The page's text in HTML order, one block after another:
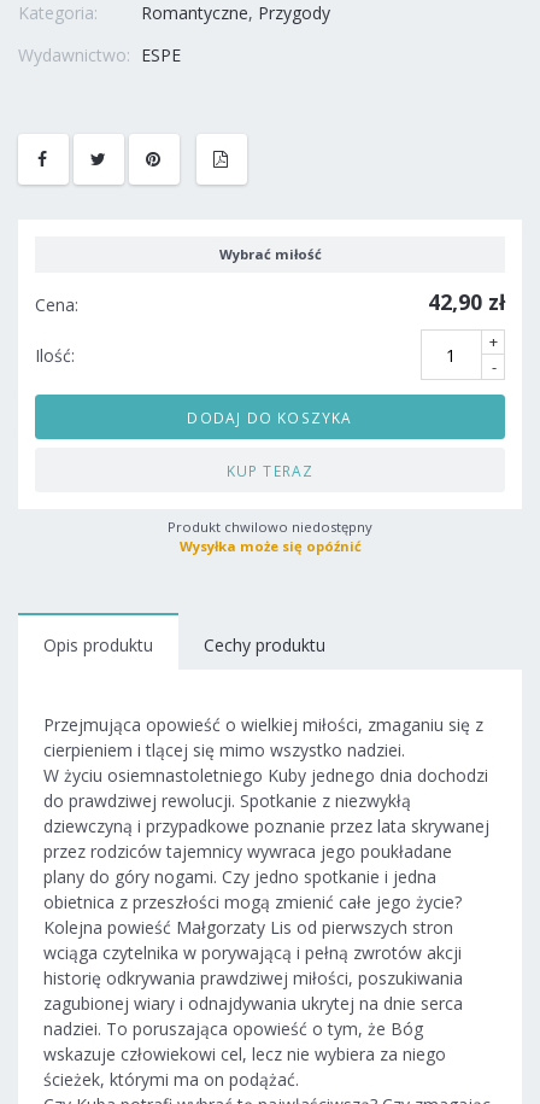
Kategoria:
Romantyczne Przygody
Wydawnictwo: ESPE
Wybrać miłość
Cena: 42,90 zł
Ilość:
+
-
DODAJ DO KOSZYKA
KUP TERAZ
Produkt chwilowo niedostępny
Wysyłka może się opóźnić
Opis produktu Cechy produktu
Przejmująca opowieść o wielkiej miłości, zmaganiu się z
cierpieniem i tlącej się mimo wszystko nadziei.
W życiu osiemnastoletniego Kuby jednego dnia dochodzi
do prawdziwej rewolucji. Spotkanie z niezwykłą
dziewczyną i przypadkowe poznanie przez lata skrywanej
przez rodziców tajemnicy wywraca jego poukładane
plany do góry nogami. Czy jedno spotkanie i jedna
obietnica z przeszłości mogą zmienić całe jego życie?
Kolejna powieść Małgorzaty Lis od pierwszych stron
wciąga czytelnika w porywającą i pełną zwrotów akcji
historię odkrywania prawdziwej miłości, poszukiwania
zagubionej wiary i odnajdywania ukrytej na dnie serca
nadziei. To poruszająca opowieść o tym, że Bóg
wskazuje człowiekowi cel, lecz nie wybiera za niego
ścieżek, którymi ma on podążać.